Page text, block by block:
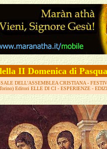
la II Domenica di
DELL'ASSEMBLEA CRISTIANA -
Editori ELLE DI CI - ESPERIENZE -